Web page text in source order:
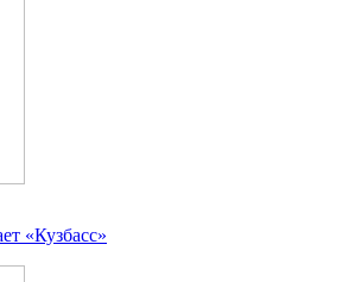
«Кузбасс»